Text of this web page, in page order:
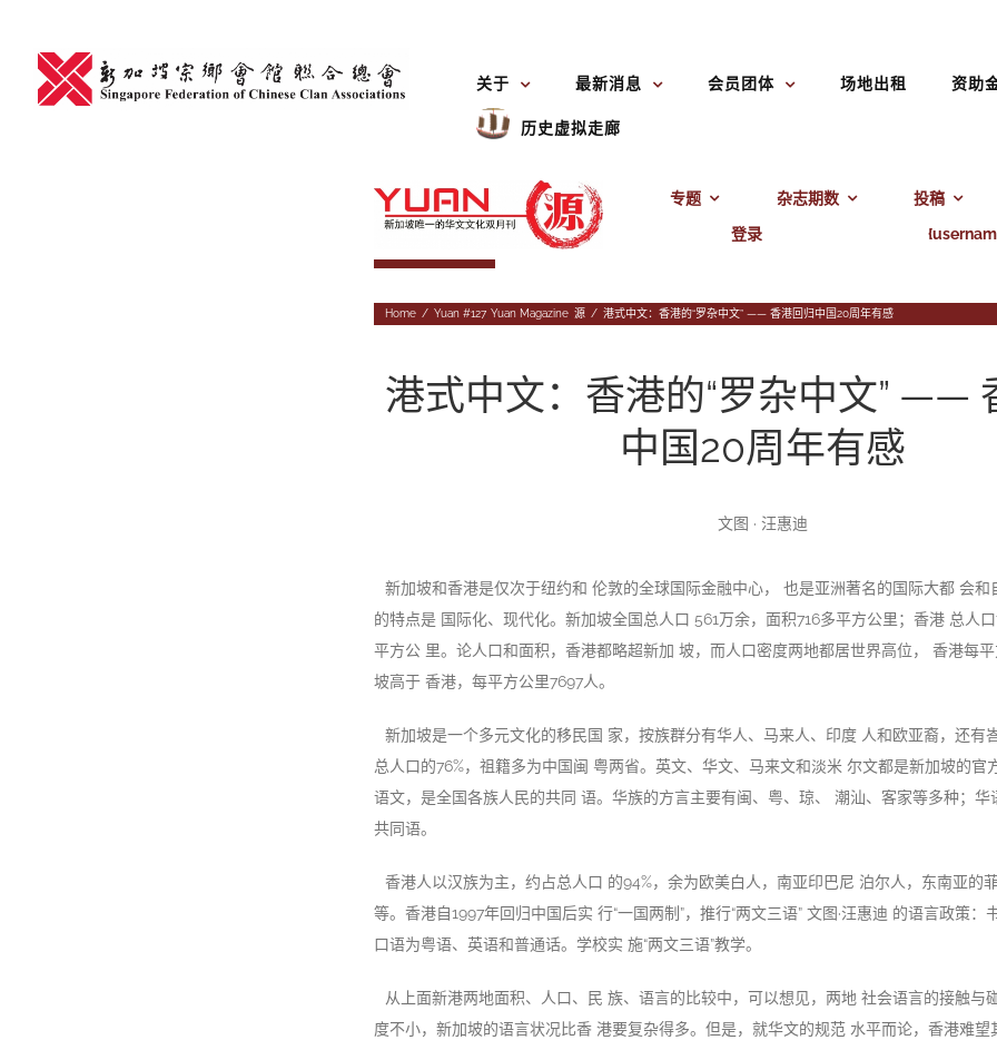
content
关于 最新消息 会员团体 场地出租 资助
历史虚拟走廊
专题 杂志期数
投稿
登录
Home / Yuan #127, Yuan Magazine, 源 / 港式中文：香港的“罗杂中文” —— 香港回归中国20周年有感
港式中文：香港的“罗杂中文” ——
中国20周年有感
文图 · 汪惠迪
新加坡和香港是仅次于纽约和 伦敦的全球国际金融中心， 也是亚洲著名的国际大都 会和
的特点是 国际化、现代化。新加坡全国总人口 561万余，面积716多平方公里；香港 总人
平方公 里。论人口和面积，香港都略超新加 坡，而人口密度两地都居世界高位， 香港每
坡高于 香港，每平方公里7697人。
新加坡是一个多元文化的移民国 家，按族群分有华人、马来人、印度 人和欧亚裔，还有
总人口的76%，祖籍多为中国闽 粤两省。英文、华文、马来文和淡米 尔文都是新加坡的官
语文，是全国各族人民的共同 语。华族的方言主要有闽、粤、琼、 潮汕、客家等多种；
共同语。
香港人以汉族为主，约占总人口 的94%，余为欧美白人，南亚印巴尼 泊尔人，东南亚的
等。香港自1997年回归中国后实 行“一国两制”，推行“两文三语” 文图·汪惠迪 的语言政策：
口语为粤语、英语和普通话。学校实 施“两文三语”教学。
从上面新港两地面积、人口、民 族、语言的比较中，可以想见，两地 社会语言的接触与
度不小，新加坡的语言状况比香 港要复杂得多。但是，就华文的规范 水平而论，香港难